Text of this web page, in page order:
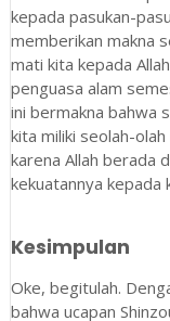
kepada pasukan-
memberikan makna
mati kita kepada
penguasa alam
ini bermakna bahwa
kita miliki seolah-
karena Allah berada
kekuatannya kepada
Kesimpulan
Oke, begitulah.
bahwa ucapan